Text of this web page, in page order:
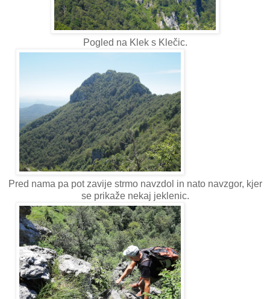
Pogled na Klek s Klečic.
Pred nama pa pot zavije strmo navzdol in nato navzgor, kjer
se prikaže nekaj jeklenic.